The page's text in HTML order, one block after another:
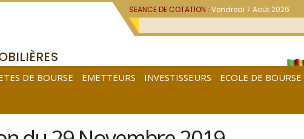
SEANCE DE COTATION :Vendredi 7 Août 2026
DE BOURSE EMETTEURS INVESTISSEURS ECOLE DE BOURSE